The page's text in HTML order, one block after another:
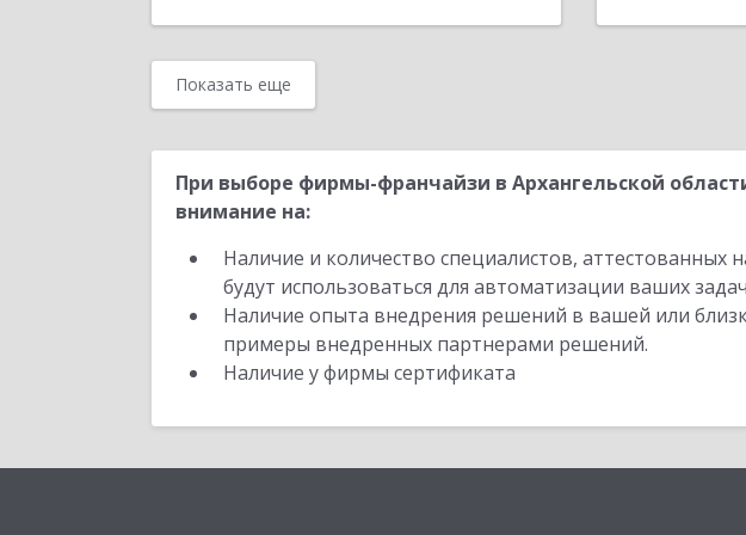
Показать еще
При выборе фирмы-франчайзи в Архангельской
внимание на:
Наличие и количество специалистов,
будут использоваться для автоматизации ваших
Наличие опыта внедрения решений в вашей или
примеры внедренных партнерами решений.
Наличие у фирмы сертификата